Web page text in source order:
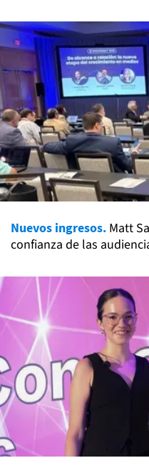
Nuevos ingresos. Matt
confianza de las